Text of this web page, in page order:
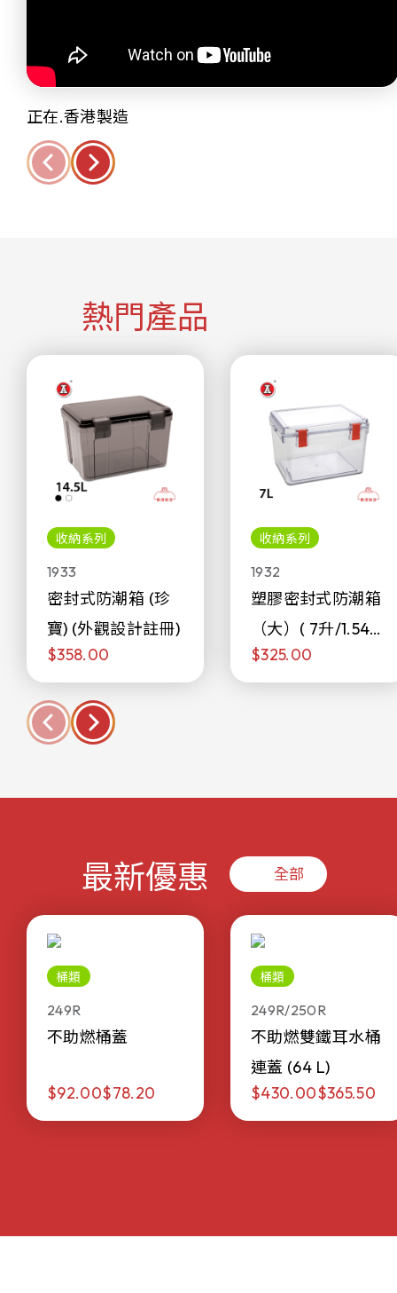
正在.香港製造
熱門產品
收納系列
1933
密封式防潮箱 (珍
寶) (外觀設計註冊)
$358.00
收納系列
1932
塑膠密封式防潮箱
（大）( 7升/1.54加
侖)
$325.00
最新優惠 全部
桶類
249R
不助燃桶蓋
$92.00$78.20
桶類
249R/250R
不助燃雙鐵耳水桶
連蓋 (64 L)
$430.00$365.50